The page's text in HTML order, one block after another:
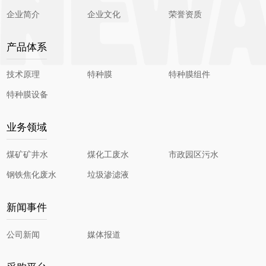
企业简介 企业文化 荣誉资质
产品体系
技术原理 特种膜 特种膜组件
特种膜设备
业务领域
煤矿矿井水 煤化工废水 市政园区污水
钢铁焦化废水 垃圾渗滤液
新闻事件
公司新闻 媒体报道